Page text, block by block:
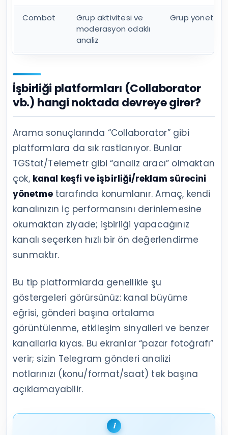
Combot
Grup aktivitesi ve
moderasyon odaklı
analiz
Grup
İşbirliği platformları (Collaborator
vb.) hangi noktada devreye girer?
Arama sonuçlarında “Collaborator” gibi
platformlara da sık rastlanıyor. Bunlar
TGStat/Telemetr gibi “analiz aracı” olmaktan
çok, kanal keşfi ve işbirliği/reklam sürecini
yönetmetarafında konumlanır. Amaç, kendi
kanalınızın iç performansını derinlemesine
okumaktan ziyade; işbirliği yapacağınız
kanalı seçerken hızlı bir ön değerlendirme
sunmaktır.
Bu tip platformlarda genellikle şu
göstergeleri görürsünüz: kanal büyüme
eğrisi, gönderi başına ortalama
görüntülenme, etkileşim sinyalleri ve benzer
kanallarla kıyas. Bu ekranlar “pazar fotoğrafı”
verir; sizin Telegram gönderi analizi
notlarınızı (konu/format/saat) tek başına
açıklamayabilir.